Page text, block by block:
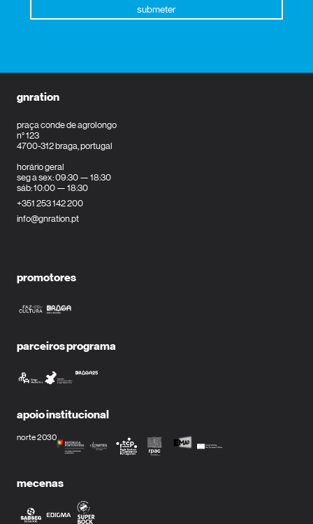
gnration
praça conde de agrolongo
n° 123
4700-312 braga, portugal
horário geral
seg a sex: 09:30 — 18:30
sáb: 10:00 — 18:30
+351 253 142 200
info@gnration.pt
promotores
parceiros programa
apoio institucional
norte 2030
mecenas